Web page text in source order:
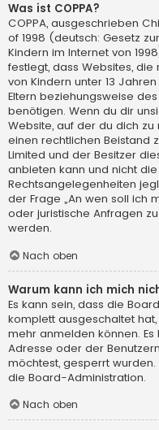
Was ist COPPA?
COPPA, ausgeschrieben
of 1998 (deutsch: Gesetz
Kindern im Internet von
festlegt, dass Websites,
von Kindern unter 13
Eltern beziehungsweise
benötigen. Wenn du dir
Website, auf der du dich zu
einen rechtlichen Beistand
Limited und der Besitzer
anbieten kann und nicht
Rechtsangelegenheiten
der Frage „An wen soll ich
oder juristische Anfragen
werden.
Nach oben
Warum kann ich mich
Es kann sein, dass die
komplett ausgeschaltet
mehr anmelden können.
Adresse oder der
möchtest, gesperrt
die Board-Administration.
Nach oben